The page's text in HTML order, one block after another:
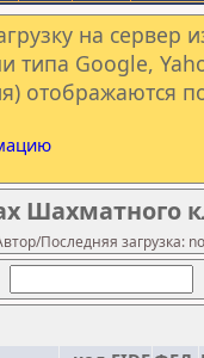
на сервер
типа Google,
отображаются
Шахматного
Последняя загрузка: